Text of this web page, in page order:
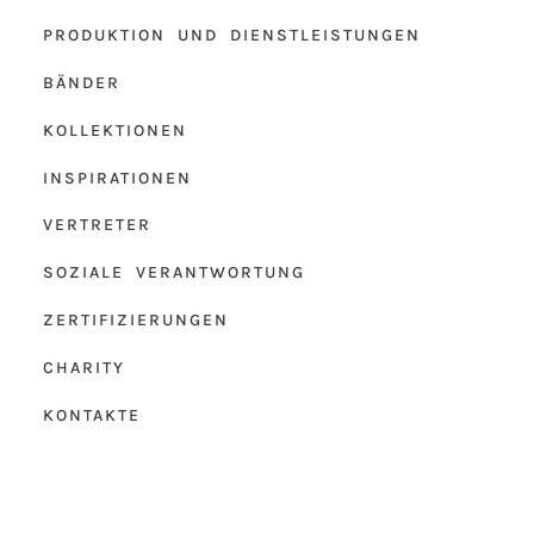
PRODUKTION UND DIENSTLEISTUNGEN
BÄNDER
KOLLEKTIONEN
INSPIRATIONEN
VERTRETER
SOZIALE VERANTWORTUNG
ZERTIFIZIERUNGEN
CHARITY
KONTAKTE